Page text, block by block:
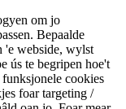
om jo
Bepaalde
'e webside, wylst
ús te begripen hoe't
cookies
foar targeting /